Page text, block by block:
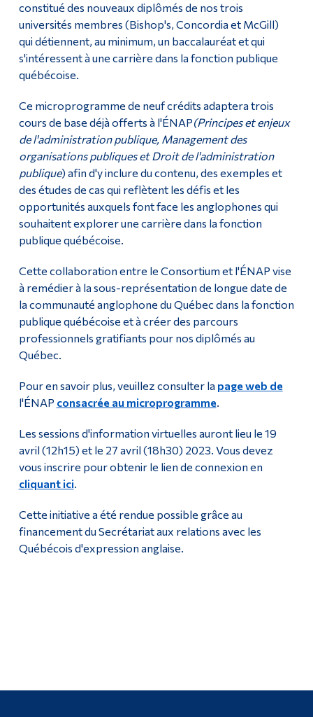
constitué des nouveaux diplômés de nos trois
universités membres (Bishop's, Concordia et McGill)
qui détiennent, au minimum, un baccalauréat et qui
s'intéressent à une carrière dans la fonction publique
québécoise.
Ce microprogramme de neuf crédits adaptera trois
cours de base déjà offerts à l'ÉNAP(Principes et enjeux
de l'administration publique, Management des
organisations publiques et Droit de l'administration
publique) afin d'y inclure du contenu, des exemples et
des études de cas qui reflètent les défis et les
opportunités auxquels font face les anglophones qui
souhaitent explorer une carrière dans la fonction
publique québécoise.
Cette collaboration entre le Consortium et l'ÉNAP vise
à remédier à la sous-représentation de longue date de
la communauté anglophone du Québec dans la fonction
publique québécoise et à créer des parcours
professionnels gratifiants pour nos diplômés au
Québec.
Pour en savoir plus, veuillez consulter la page web de
l'ÉNAP consacrée au microprogramme.
Les sessions d'information virtuelles auront lieu le 19
avril (12h15) et le 27 avril (18h30) 2023. Vous devez
vous inscrire pour obtenir le lien de connexion en
cliquant ici.
Cette initiative a été rendue possible grâce au
financement du Secrétariat aux relations avec les
Québécois d'expression anglaise.